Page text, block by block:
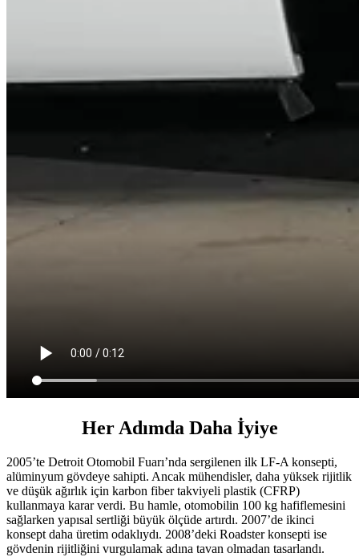
Her Adımda Daha İyiye
2005’te Detroit Otomobil Fuarı’nda sergilenen ilk LF-A konsepti,
alüminyum gövdeye sahipti. Ancak mühendisler, daha yüksek rijitlik
ve düşük ağırlık için karbon fiber takviyeli plastik (CFRP)
kullanmaya karar verdi. Bu hamle, otomobilin 100 kg hafiflemesini
sağlarken yapısal sertliği büyük ölçüde artırdı. 2007’de ikinci
konsept daha üretim odaklıydı. 2008’deki Roadster konsepti ise
gövdenin rijitliğini vurgulamak adına tavan olmadan tasarlandı.